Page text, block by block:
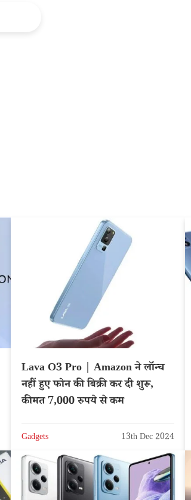
Lava O3 Pro | Amazon ने लॉन्च
नहीं हुए फोन की बिक्री कर दी शुरू,
कीमत 7,000 रुपये से कम
Gadgets 13th Dec 2024